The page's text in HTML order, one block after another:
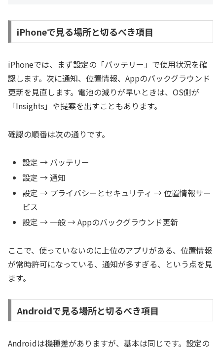
iPhoneで見る場所と切るべき項目
iPhoneでは、まず設定の「バッテリー」で使用状況を確
認します。次に通知、位置情報、Appのバックグラウンド
更新を見直します。電池の減りが早いときは、OS側が
「Insights」や提案を出すこともあります。
確認の順番は次の通りです。
設定 → バッテリー
設定 → 通知
設定 → プライバシーとセキュリティ → 位置情報サー
ビス
設定 → 一般 → Appのバックグラウンド更新
ここで、使っていないのに上位のアプリがある、位置情報
が常時許可になっている、通知が多すぎる、という点を見
ます。
Androidで見る場所と切るべき項目
Androidは機種差がありますが、基本は同じです。設定の